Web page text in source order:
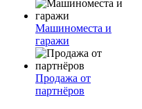
Машиноместа и
гаражи
Продажа от
партнёров